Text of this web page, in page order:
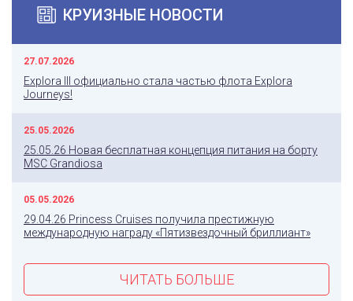
КРУИЗНЫЕ НОВОСТИ
27.07.2026
Explora III официально стала частью флота Explora
Journeys!
25.05.2026
25.05.26 Новая бесплатная концепция питания на борту
MSC Grandiosa
05.05.2026
29.04.26 Princess Cruises получила престижную
международную награду «Пятизвездочный бриллиант»
ЧИТАТЬ БОЛЬШЕ